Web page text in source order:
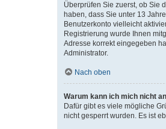
Überprüfen Sie zuerst, ob Sie
haben, dass Sie unter 13
Benutzerkonto vielleicht
Registrierung wurde Ihnen
Adresse korrekt eingegeben
Administrator.
Nach oben
Warum kann ich mich nicht
Dafür gibt es viele mögliche
nicht gesperrt wurden. Es ist